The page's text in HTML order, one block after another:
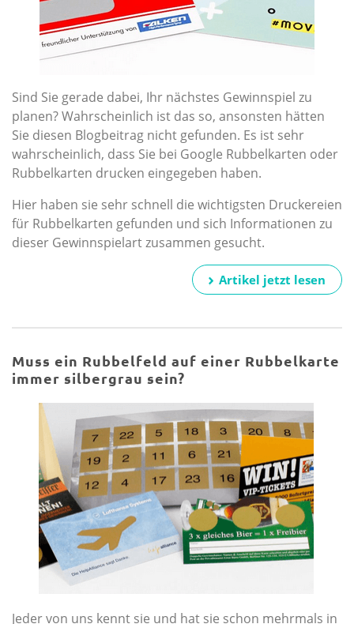
Sind Sie gerade dabei, Ihr nächstes Gewinnspiel zu
planen? Wahrscheinlich ist das so, ansonsten hätten
Sie diesen Blogbeitrag nicht gefunden. Es ist sehr
wahrscheinlich, dass Sie bei Google Rubbelkarten oder
Rubbelkarten drucken eingegeben haben.
Hier haben sie sehr schnell die wichtigsten Druckereien
für Rubbelkarten gefunden und sich Informationen zu
dieser Gewinnspielart zusammen gesucht.
Artikel jetzt lesen
Muss ein Rubbelfeld auf einer Rubbelkarte
immer silbergrau sein?
Jeder von uns kennt sie und hat sie schon mehrmals in